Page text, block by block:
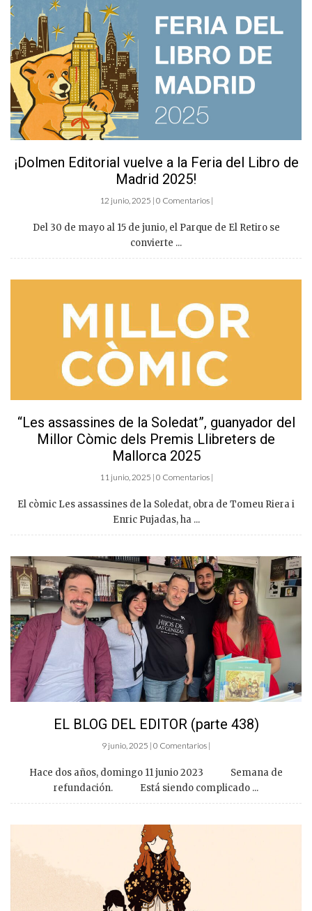
¡Dolmen Editorial vuelve a la Feria del Libro de
Madrid 2025!
12 junio, 2025 | 0 Comentarios |
Del 30 de mayo al 15 de junio, el Parque de El Retiro se
convierte ...
“Les assassines de la Soledat”, guanyador del
Millor Còmic dels Premis Llibreters de
Mallorca 2025
11 junio, 2025 | 0 Comentarios |
El còmic Les assassines de la Soledat, obra de Tomeu Riera i
Enric Pujadas, ha ...
EL BLOG DEL EDITOR (parte 438)
9 junio, 2025 | 0 Comentarios |
Hace dos años, domingo 11 junio 2023 Semana de
refundación. Está siendo complicado ...